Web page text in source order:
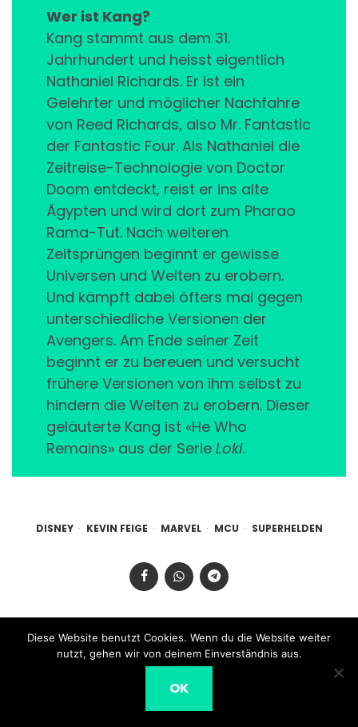
Wer ist Kang?
Kang stammt aus dem 31.
Jahrhundert und heisst eigentlich
Nathaniel Richards. Er ist ein
Gelehrter und möglicher Nachfahre
von Reed Richards, also Mr. Fantastic
der Fantastic Four. Als Nathaniel die
Zeitreise-Technologie von Doctor
Doom entdeckt, reist er ins alte
Ägypten und wird dort zum Pharao
Rama-Tut. Nach weiteren
Zeitsprüngen beginnt er gewisse
Universen und Welten zu erobern.
Und kämpft dabei öfters mal gegen
unterschiedliche Versionen der
Avengers. Am Ende seiner Zeit
beginnt er zu bereuen und versucht
frühere Versionen von ihm selbst zu
hindern die Welten zu erobern. Dieser
geläuterte Kang ist «He Who
Remains» aus der Serie Loki.
DISNEY KEVIN FEIGE MARVEL MCU SUPERHELDEN
Kommentar schreiben
Diese Website benutzt Cookies. Wenn du die Website weiter
nutzt, gehen wir von deinem Einverständnis aus.
OK